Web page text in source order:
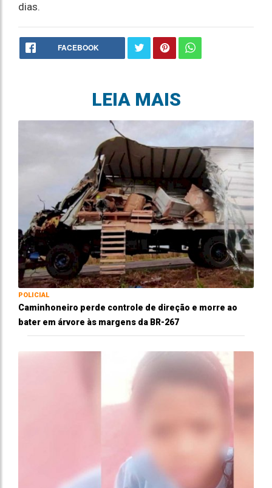
dias.
FACEBOOK
LEIA MAIS
POLICIAL
Caminhoneiro perde controle de direção e morre ao
bater em árvore às margens da BR-267